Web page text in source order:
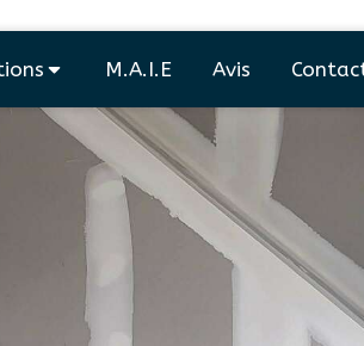
M.A.I.E Avis